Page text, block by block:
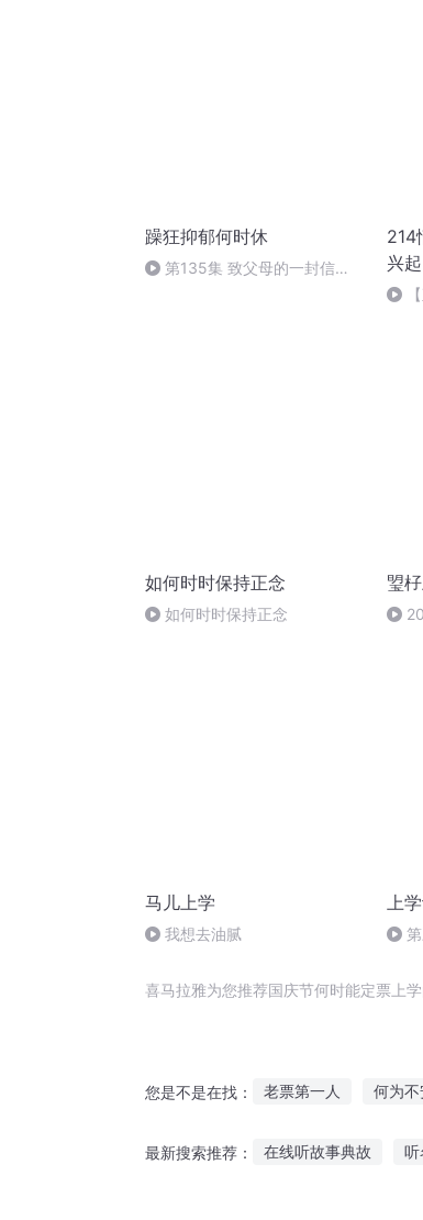
躁狂抑郁何时休
第135集 致父母的一封信
214
兴起
如何时时保持正念
如何时时保持正念
琞
马儿上学
我想去油腻
上
喜马拉雅为您推荐国庆节何时能定票上
您是不是在找： 老票第一人 何为不
最新搜索推荐： 在线听故事典故 听